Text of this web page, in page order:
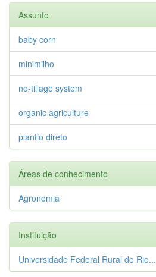
Assunto
baby corn
minimilho
no-tillage system
organic agriculture
plantio direto
Áreas de conhecimento
Agronomia
Instituição
Universidade Federal Rural do Rio...